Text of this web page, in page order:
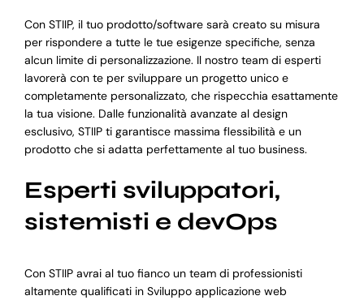
Con STIIP, il tuo prodotto/software sarà creato su misura
per rispondere a tutte le tue esigenze specifiche, senza
alcun limite di personalizzazione. Il nostro team di esperti
lavorerà con te per sviluppare un progetto unico e
completamente personalizzato, che rispecchia esattamente
la tua visione. Dalle funzionalità avanzate al design
esclusivo, STIIP ti garantisce massima flessibilità e un
prodotto che si adatta perfettamente al tuo business.
Esperti sviluppatori,
sistemisti e devOps
Con STIIP avrai al tuo fianco un team di professionisti
altamente qualificati in Sviluppo applicazione web